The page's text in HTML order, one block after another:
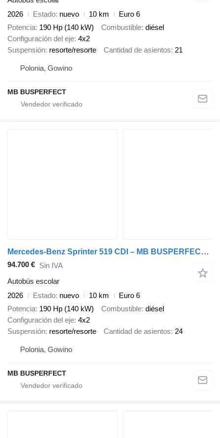
2026
Estado nuevo 10 km
Euro 6
Potencia 190 Hp (140 kW) Combustible diésel
Configuración del eje 4x2
Suspensión resorte/resorte Cantidad de asientos 21
Polonia, Gowino
MB BUSPERFECT
Mercedes-Benz Sprinter 519 CDI – MB BUSPERFECT - Executive Line
94.700 € Sin IVA
Autobús escolar
2026
Estado nuevo 10 km
Euro 6
Potencia 190 Hp (140 kW) Combustible diésel
Configuración del eje 4x2
Suspensión resorte/resorte Cantidad de asientos 24
Polonia, Gowino
MB BUSPERFECT